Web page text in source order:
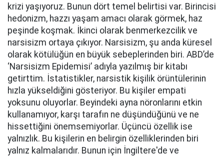
krizi yaşıyoruz. Bunun dört temel belirtisi var. Birincisi
hedonizm, hazzı yaşam amacı olarak görmek, haz
peşinde koşmak. İkinci olarak benmerkezcilik ve
narsisizm ortaya çıkıyor. Narsisizm, şu anda küresel
olarak kötülüğün en büyük sebeplerinden biri. ABD’de
‘Narsisizm Epidemisi’ adıyla yazılmış bir kitabı
getirttim. İstatistikler, narsistik kişilik örüntülerinin
hızla yükseldiğini gösteriyor. Bu kişiler empati
yoksunu oluyorlar. Beyindeki ayna nöronlarını etkin
kullanamıyor, karşı tarafın ne düşündüğünü ve ne
hissettiğini önemsemiyorlar. Üçüncü özellik ise
yalnızlık. Bu kişilerin en belirgin özelliklerinden biri
yalnız kalmalarıdır. Bunun için İngiltere'de ve